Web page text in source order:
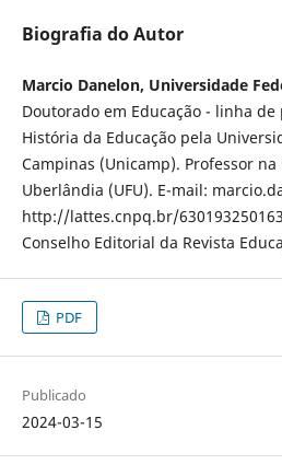
Biografia do Autor
Marcio Danelon, Universidade
Doutorado em Educação - linha
História da Educação pela
Campinas (Unicamp). Professor
Uberlândia (UFU). E-mail:
http://lattes.cnpq.br/
Conselho Editorial da Revista
PDF
Publicado
2024-03-15